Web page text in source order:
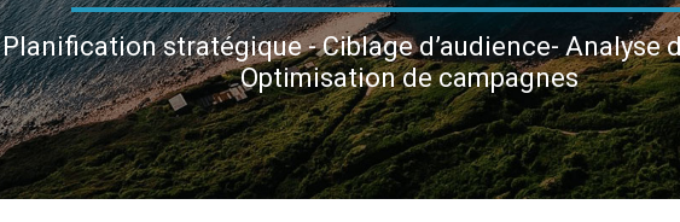
Planification stratégique - Ciblage d’audience- Analyse
Optimisation de campagnes